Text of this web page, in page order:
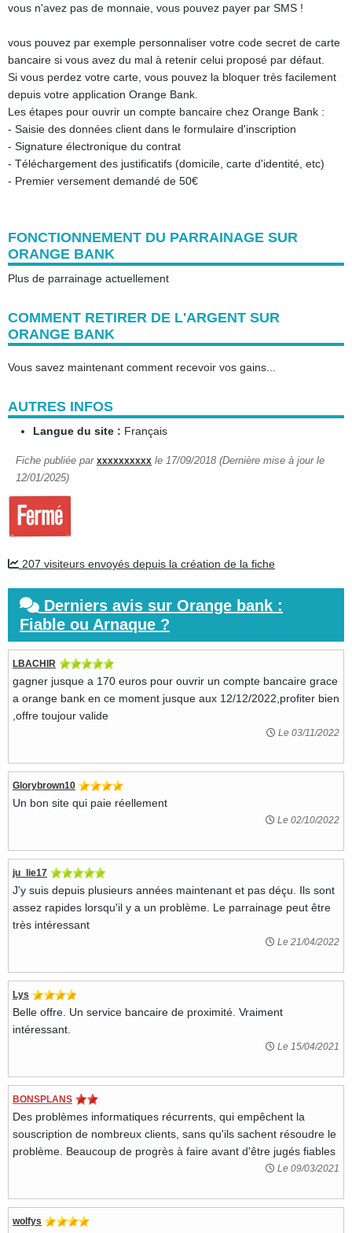
vous n'avez pas de monnaie, vous pouvez payer par SMS !
vous pouvez par exemple personnaliser votre code secret de carte
bancaire si vous avez du mal à retenir celui proposé par défaut.
Si vous perdez votre carte, vous pouvez la bloquer très facilement
depuis votre application Orange Bank.
Les étapes pour ouvrir un compte bancaire chez Orange Bank :
- Saisie des données client dans le formulaire d'inscription
- Signature électronique du contrat
- Téléchargement des justificatifs (domicile, carte d'identité, etc)
- Premier versement demandé de 50€
FONCTIONNEMENT DU PARRAINAGE SUR
ORANGE BANK
Plus de parrainage actuellement
COMMENT RETIRER DE L'ARGENT SUR
ORANGE BANK
Vous savez maintenant comment recevoir vos gains...
AUTRES INFOS
Langue du site : Français
Fiche publiée par xxxxxxxxxx le 17/09/2018 (Dernière mise à jour le
12/01/2025)
207 visiteurs envoyés depuis la création de la fiche
Derniers avis sur Orange bank :
Fiable ou Arnaque ?
LBACHIR
gagner jusque a 170 euros pour ouvrir un compte bancaire grace
a orange bank en ce moment jusque aux 12/12/2022,profiter bien
,offre toujour valide
Le 03/11/2022
Glorybrown10
Un bon site qui paie réellement
Le 02/10/2022
ju_lie17
J'y suis depuis plusieurs années maintenant et pas déçu. Ils sont
assez rapides lorsqu'il y a un problème. Le parrainage peut être
très intéressant
Le 21/04/2022
Lys
Belle offre. Un service bancaire de proximité. Vraiment
intéressant.
Le 15/04/2021
BONSPLANS
Des problèmes informatiques récurrents, qui empêchent la
souscription de nombreux clients, sans qu'ils sachent résoudre le
problème. Beaucoup de progrès à faire avant d'être jugés fiables
Le 09/03/2021
wolfys